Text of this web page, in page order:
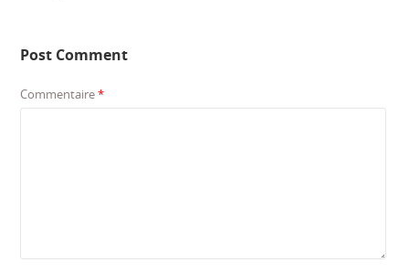
Post Comment
Commentaire*